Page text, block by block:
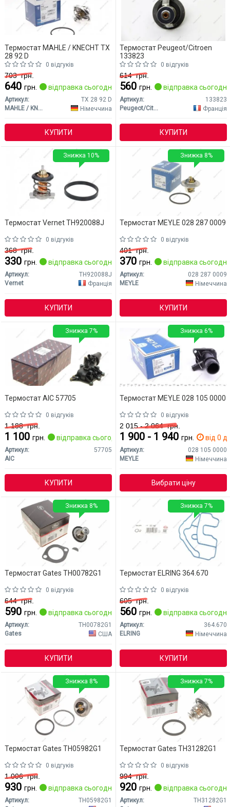
Термостат MAHLE / KNECHT TX
28 92 D
0 відгуків
703грн.
640 грн. відправка сьогодні
Артикул:
TX 28 92 D
MAHLE / KNECHT
Німеччина
КУПИТИ
Термостат Peugeot/Citroen
133823
0 відгуків
614грн.
560 грн. відправка сьогодні
Артикул:
133823
Peugeot/Citroen
Франція
КУПИТИ
Термостат Vernet TH920088J
0 відгуків
368грн.
330 грн. відправка сьогодні
Артикул:
TH920088J
Vernet
Франція
КУПИТИ
Знижка 10%
Термостат MEYLE 028 287 0009
0 відгуків
401грн.
370 грн. відправка сьогодні
Артикул:
028 287 0009
MEYLE
Німеччина
КУПИТИ
Знижка 8%
Термостат AIC 57705
0 відгуків
1 188грн.
1 100 грн. відправка сьогодні
Артикул:
57705
AIC
КУПИТИ
Знижка 7%
Термостат MEYLE 028 105 0000
0 відгуків
2 015 - 2 064грн.
1 900 - 1 940 грн. від 0
Артикул:
028 105 0000
MEYLE
Німеччина
Вибрати ціну
Знижка 6%
Термостат Gates TH00782G1
0 відгуків
644грн.
590 грн. відправка сьогодні
Артикул:
TH00782G1
Gates
США
КУПИТИ
Знижка 8%
Термостат ELRING 364.670
0 відгуків
605грн.
560 грн. відправка сьогодні
Артикул:
364.670
ELRING
Німеччина
КУПИТИ
Знижка 7%
Термостат Gates TH05982G1
0 відгуків
1 006грн.
930 грн. відправка сьогодні
Артикул:
TH05982G1
Знижка 8%
Термостат Gates TH31282G1
0 відгуків
994грн.
920 грн. відправка сьогодні
Артикул:
TH31282G1
Знижка 7%